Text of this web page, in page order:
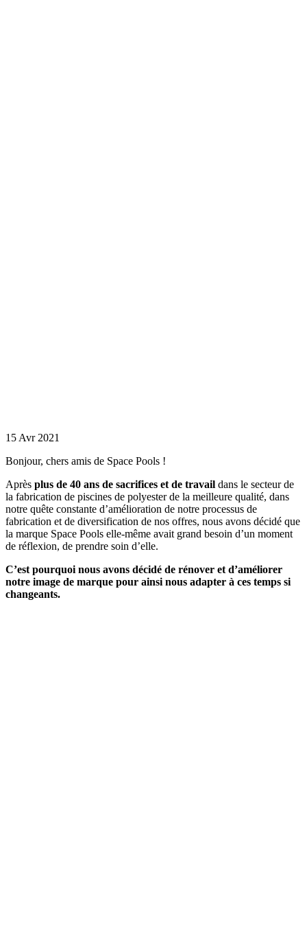
15 Avr 2021
Bonjour, chers amis de Space Pools !
Après plus de 40 ans de sacrifices et de travail dans le secteur de
la fabrication de piscines de polyester de la meilleure qualité, dans
notre quête constante d’amélioration de notre processus de
fabrication et de diversification de nos offres, nous avons décidé que
la marque Space Pools elle-même avait grand besoin d’un moment
de réflexion, de prendre soin d’elle.
C’est pourquoi nous avons décidé de rénover et d’améliorer
notre image de marque pour ainsi nous adapter à ces temps si
changeants.